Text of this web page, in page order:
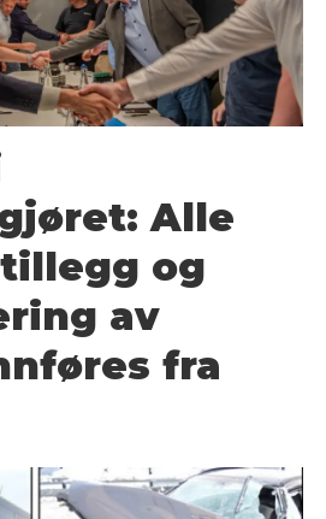
Alle
og
av
fra